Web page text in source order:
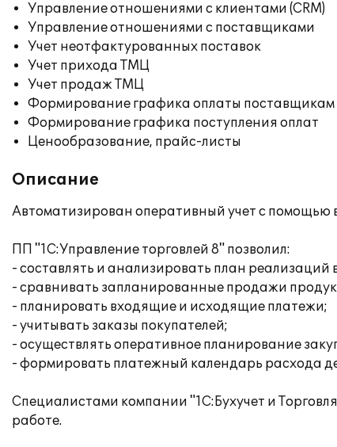
Управление отношениями с клиентами (CRM)
Управление отношениями с поставщиками
Учет неотфактурованных поставок
Учет прихода ТМЦ
Учет продаж ТМЦ
Формирование графика оплаты поставщикам
Формирование графика поступления оплат
Ценообразование, прайс-листы
Описание
Автоматизирован оперативный учет с
ПП "1С:Управление торговлей 8" позволил:
- составлять и анализировать план
- сравнивать запланированные продажи
- планировать входящие и исходящие платежи;
- учитывать заказы покупателей;
- осуществлять оперативное планирование
- формировать платежный календарь расхода
Специалистами компании "1С:Бухучет и
работе.